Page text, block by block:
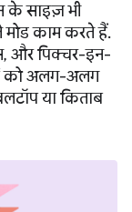
के साइज़ भी
काम करते हैं.
और पिक्चर-इन-
को अलग-अलग
या किताब